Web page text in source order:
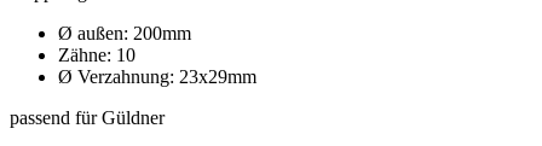
Ø außen: 200mm
Zähne: 10
Ø Verzahnung: 23x29mm
passend für Güldner